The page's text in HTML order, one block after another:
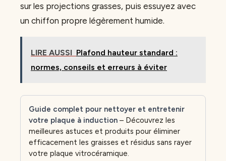
sur les projections grasses, puis essuyez avec
un chiffon propre légèrement humide.
LIRE AUSSI Plafond hauteur standard :
normes, conseils et erreurs à éviter
Guide complet pour nettoyer et entretenir
votre plaque à induction – Découvrez les
meilleures astuces et produits pour éliminer
efficacement les graisses et résidus sans rayer
votre plaque vitrocéramique.